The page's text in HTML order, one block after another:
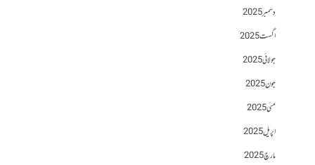
دسمبر 2025
اگست 2025
جولائی 2025
جون 2025
مئی 2025
اپریل 2025
مارچ 2025